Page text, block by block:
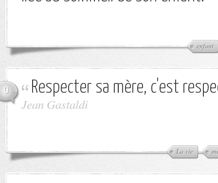
enfant
0 Respecter sa mère, c'est
Jean Gastaldi
La vie